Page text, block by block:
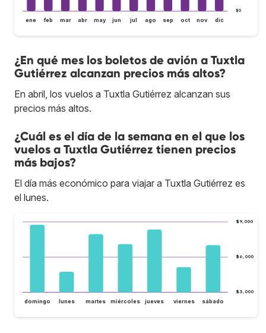
$0
ene feb mar abr may jun jul ago sep oct nov dic
¿En qué mes los boletos de avión a Tuxtla
Gutiérrez alcanzan precios más altos?
En abril, los vuelos a Tuxtla Gutiérrez alcanzan sus
precios más altos.
¿Cuál es el día de la semana en el que los
vuelos a Tuxtla Gutiérrez tienen precios
más bajos?
El día más económico para viajar a Tuxtla Gutiérrez es
el lunes.
$3,000
$6,000
$9,000
domingo lunes martes miércoles jueves viernes sábado